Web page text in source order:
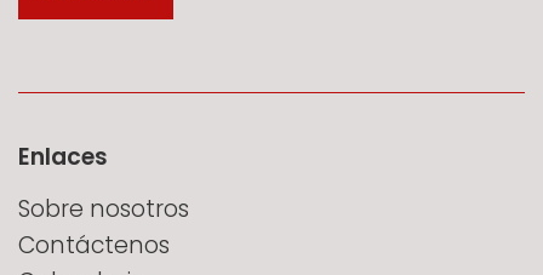
Enlaces
Sobre nosotros
Contáctenos